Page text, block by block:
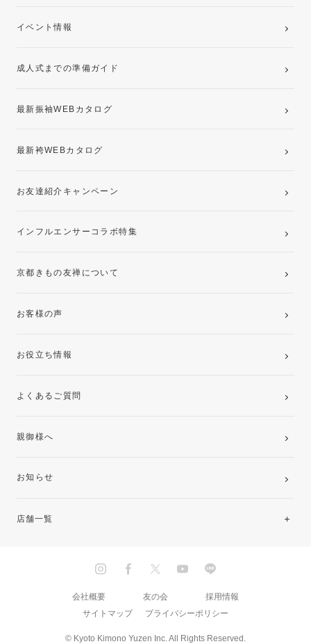
卒業袴レンタルプラン
イベント情報
成人式までの準備ガイド
最新振袖WEBカタログ
最新袴WEBカタログ
お友達紹介キャンペーン
インフルエンサーコラボ特集
京都きもの友禅について
お客様の声
お役立ち情報
よくあるご質問
親御様へ
お知らせ
店舗一覧
© Kyoto Kimono Yuzen Inc. All Rights Reserved.
会社概要 友の会
採用情報
サイトマップ
プライバシーポリシー